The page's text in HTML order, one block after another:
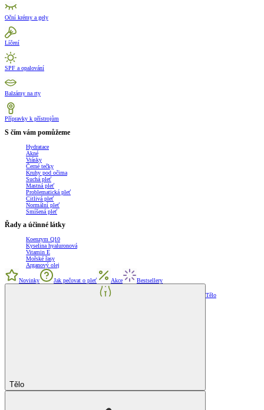
Oční krémy a gely
Líčení
SPF a opalování
Balzámy na rty
Přípravky k přístrojům
S čím vám pomůžeme
Hydratace
Akné
Vrásky
Černé tečky
Kruhy pod očima
Suchá pleť
Mastná pleť
Problematická pleť
Citlivá pleť
Normální pleť
Smíšená pleť
Řady a účinné látky
Koenzym Q10
Kyselina hyaluronová
Vitamin E
Mořské řasy
Arganový olej
Novinky Jak pečovat o pleť Akce Bestsellery
Tělo
Tělo